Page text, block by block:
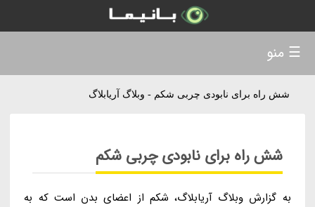
شش راه برای نابودی چربی شکم - وبلاگ آریابلاگ
شش راه برای نابودی چربی شکم
به گزارش وبلاگ آریابلاگ، شکم از اعضای بدن است که به
☰ منو